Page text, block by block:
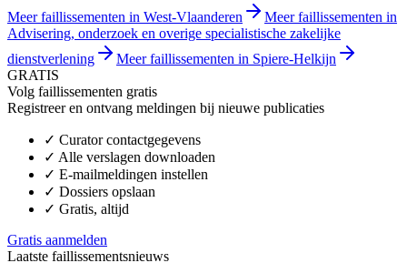
Meer faillissementen in West-Vlaanderen
Meer faillissementen in
Advisering, onderzoek en overige specialistische zakelijke
dienstverlening
Meer faillissementen in Spiere-Helkijn
GRATIS
Volg faillissementen gratis
Registreer en ontvang meldingen bij nieuwe publicaties
✓ Curator contactgegevens
✓ Alle verslagen downloaden
✓ E-mailmeldingen instellen
✓ Dossiers opslaan
✓ Gratis, altijd
Gratis aanmelden
Laatste faillissementsnieuws